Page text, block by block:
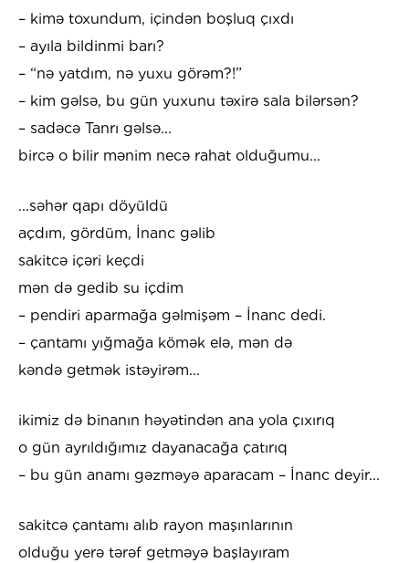
– kimə toxundum, içindən boşluq çıxdı
– ayıla bildinmi barı?
– “nə yatdım, nə yuxu görəm?!”
– kim gəlsə, bu gün yuxunu təxirə sala bilərsən?
– sadəcə Tanrı gəlsə...
bircə o bilir mənim necə rahat olduğumu...
...səhər qapı döyüldü
açdım, gördüm, İnanc gəlib
sakitcə içəri keçdi
mən də gedib su içdim
– pendiri aparmağa gəlmişəm – İnanc dedi.
– çantamı yığmağa kömək elə, mən də
kəndə getmək istəyirəm...
ikimiz də binanın həyətindən ana yola çıxırıq
o gün ayrıldığımız dayanacağa çatırıq
– bu gün anamı gəzməyə aparacam – İnanc deyir...
sakitcə çantamı alıb rayon maşınlarının
olduğu yerə tərəf getməyə başlayıram